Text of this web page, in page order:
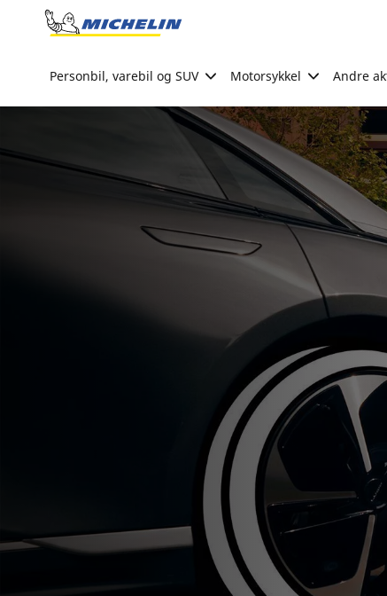
Go to page content
Personbil, varebil og SUV Motorsykkel Andre